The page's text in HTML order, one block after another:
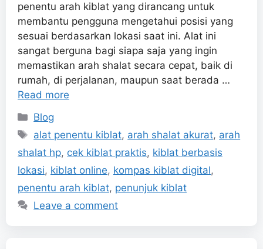
penentu arah kiblat yang dirancang untuk
membantu pengguna mengetahui posisi yang
sesuai berdasarkan lokasi saat ini. Alat ini
sangat berguna bagi siapa saja yang ingin
memastikan arah shalat secara cepat, baik di
rumah, di perjalanan, maupun saat berada …
Read more
Categories
Blog
Tags
alat penentu kiblat, arah shalat akurat, arah
shalat hp, cek kiblat praktis, kiblat berbasis
lokasi, kiblat online, kompas kiblat digital,
penentu arah kiblat, penunjuk kiblat
Leave a comment